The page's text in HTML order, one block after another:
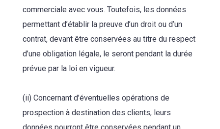
commerciale avec vous. Toutefois, les données
permettant d’établir la preuve d’un droit ou d’un
contrat, devant être conservées au titre du respect
d’une obligation légale, le seront pendant la durée
prévue par la loi en vigueur.
(ii) Concernant d’éventuelles opérations de
prospection à destination des clients, leurs